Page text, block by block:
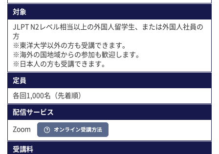
対象
JLPT N2レベル相当以上の外国人留学生、または外国人社員の
方
※東洋大学以外の方も受講できます。
※海外の国地域からの参加も歓迎します。
※日本人の方も受講できます。
定員
各回1,000名（先着順）
配信サービス
Zoom
オンライン受講方法
受講料